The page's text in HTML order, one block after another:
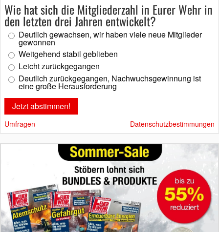
Wie hat sich die Mitgliederzahl in Eurer Wehr in
den letzten drei Jahren entwickelt?
Deutlich gewachsen, wir haben viele neue Mitglieder
gewonnen
Weitgehend stabil geblieben
Leicht zurückgegangen
Deutlich zurückgegangen, Nachwuchsgewinnung ist
eine große Herausforderung
Umfragen Datenschutzbestimmungen